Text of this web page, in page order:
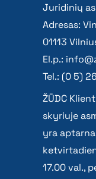
Juridinių
Adresas:
01113
El.p.:
Tel.: (0 5)
ŽŪDC
skyriuje
yra
17.00 val.,